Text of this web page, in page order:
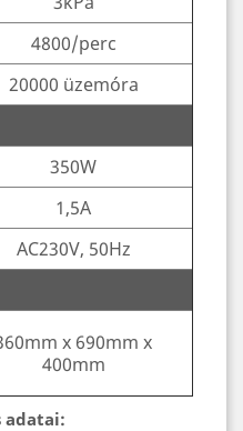
4800/perc
20000 üzemóra
350W
1,5A
AC230V, 50Hz
x 690mm x
400mm
adatai: